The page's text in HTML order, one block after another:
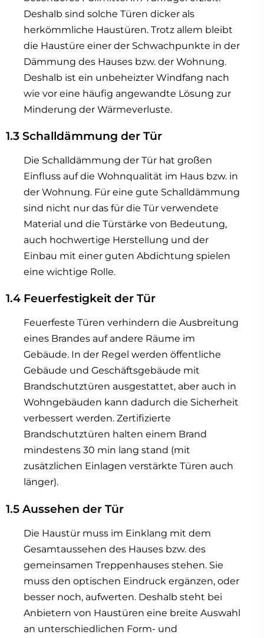
Deshalb sind solche Türen dicker als
herkömmliche Haustüren. Trotz allem bleibt
die Haustüre einer der Schwachpunkte in der
Dämmung des Hauses bzw. der Wohnung.
Deshalb ist ein unbeheizter Windfang nach
wie vor eine häufig angewandte Lösung zur
Minderung der Wärmeverluste.
1.3 Schalldämmung der Tür
Die Schalldämmung der Tür hat großen
Einfluss auf die Wohnqualität im Haus bzw. in
der Wohnung. Für eine gute Schalldämmung
sind nicht nur das für die Tür verwendete
Material und die Türstärke von Bedeutung,
auch hochwertige Herstellung und der
Einbau mit einer guten Abdichtung spielen
eine wichtige Rolle.
1.4 Feuerfestigkeit der Tür
Feuerfeste Türen verhindern die Ausbreitung
eines Brandes auf andere Räume im
Gebäude. In der Regel werden öffentliche
Gebäude und Geschäftsgebäude mit
Brandschutztüren ausgestattet, aber auch in
Wohngebäuden kann dadurch die Sicherheit
verbessert werden. Zertifizierte
Brandschutztüren halten einem Brand
mindestens 30 min lang stand (mit
zusätzlichen Einlagen verstärkte Türen auch
länger).
1.5 Aussehen der Tür
Die Haustür muss im Einklang mit dem
Gesamtaussehen des Hauses bzw. des
gemeinsamen Treppenhauses stehen. Sie
muss den optischen Eindruck ergänzen, oder
besser noch, aufwerten. Deshalb steht bei
Anbietern von Haustüren eine breite Auswahl
an unterschiedlichen Form- und